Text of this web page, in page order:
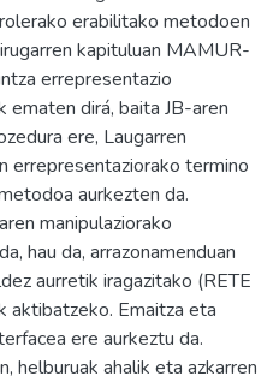
erabilitako metodoen
kapituluan MAMUR-
errepresentazio
ematen dirá, baita JB-aren
ere, Laugarren
errepresentaziorako termino
aurkezten da.
manipulaziorako
hau da, arrazonamenduan
aurretik iragazitako (RETE
aktibatzeko. Emaitza eta
ere aurkeztu da.
helburuak ahalik eta azkarren